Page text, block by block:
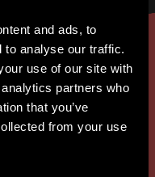
and ads, to
to analyse our traffic.
use of our site with
partners who
that you’ve
from your use